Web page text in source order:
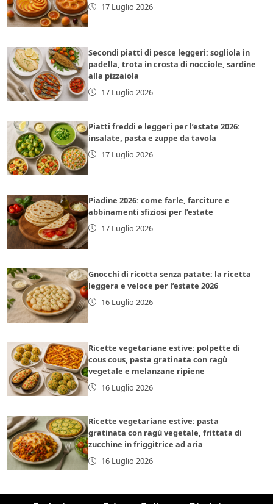
17 Luglio 2026
Secondi piatti di pesce leggeri: sogliola in
padella, trota in crosta di nocciole, sardine
alla pizzaiola
17 Luglio 2026
Piatti freddi e leggeri per l’estate 2026:
insalate, pasta e zuppe da tavola
17 Luglio 2026
Piadine 2026: come farle, farciture e
abbinamenti sfiziosi per l’estate
17 Luglio 2026
Gnocchi di ricotta senza patate: la ricetta
leggera e veloce per l’estate 2026
16 Luglio 2026
Ricette vegetariane estive: polpette di
cous cous, pasta gratinata con ragù
vegetale e melanzane ripiene
16 Luglio 2026
Ricette vegetariane estive: pasta
gratinata con ragù vegetale, frittata di
zucchine in friggitrice ad aria
16 Luglio 2026